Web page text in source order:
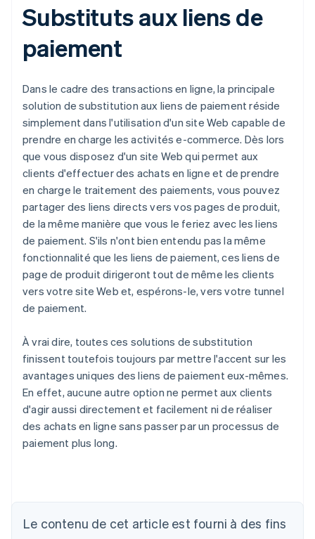
Substituts aux liens de
paiement
Dans le cadre des transactions en ligne, la principale
solution de substitution aux liens de paiement réside
simplement dans l'utilisation d'un site Web capable de
prendre en charge les activités e-commerce. Dès lors
que vous disposez d'un site Web qui permet aux
clients d'effectuer des achats en ligne et de prendre
en charge le traitement des paiements, vous pouvez
partager des liens directs vers vos pages de produit,
de la même manière que vous le feriez avec les liens
de paiement. S'ils n'ont bien entendu pas la même
fonctionnalité que les liens de paiement, ces liens de
page de produit dirigeront tout de même les clients
vers votre site Web et, espérons-le, vers votre tunnel
de paiement.
À vrai dire, toutes ces solutions de substitution
finissent toutefois toujours par mettre l'accent sur les
avantages uniques des liens de paiement eux-mêmes.
En effet, aucune autre option ne permet aux clients
d'agir aussi directement et facilement ni de réaliser
des achats en ligne sans passer par un processus de
paiement plus long.
Le contenu de cet article est fourni à des fins
DeutschEnglish
Australie
English